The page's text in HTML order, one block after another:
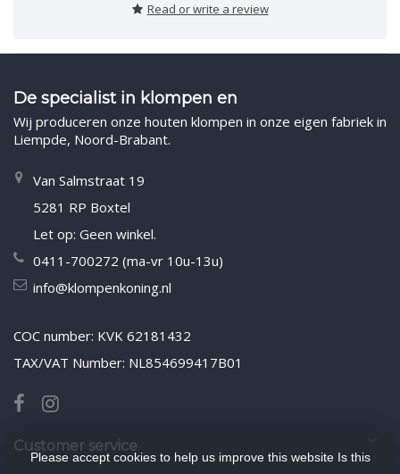
Read or write a review
De specialist in klompen en
Wij produceren onze houten klompen in onze eigen fabriek in
Liempde, Noord-Brabant.
Van Salmstraat 19
5281 RP Boxtel
Let op: Geen winkel.
0411-700272 (ma-vr 10u-13u)
info@klompenkoning.nl
COC number: KVK 62181432
TAX/VAT Number: NL854699417B01
Customer service
Please accept cookies to help us improve this website Is this